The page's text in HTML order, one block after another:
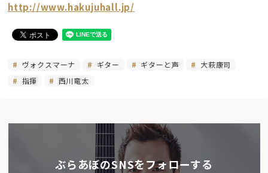
http://www.hakujuhall.jp/
ヴォクスマーナ ギター ギターと声
大萩康司
指揮
西川竜太
ぶらあぼのSNSをフォローする